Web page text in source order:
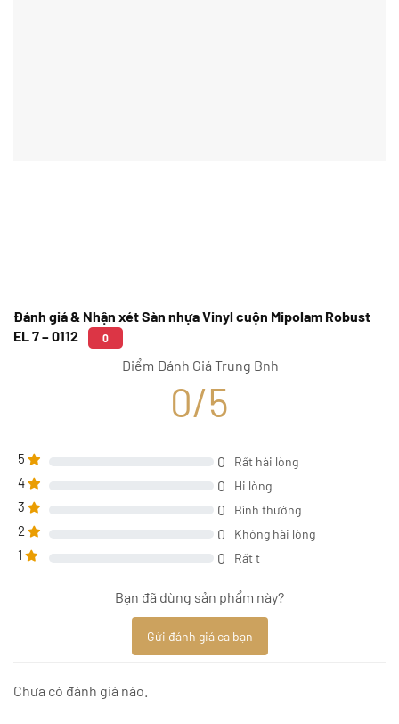
Đánh giá & Nhận xét Sàn nhựa Vinyl cuộn Mipolam Robust
EL 7 – 0112
0
Điểm Đánh Giá Trung Bnh
0/5
5 0 Rất hài lòng
4 0 Hi lòng
3 0 Bình thường
2 0 Không hài lòng
1 0 Rất t
Bạn đã dùng sản phẩm này?
Gửi đánh giá ca bạn
Chưa có đánh giá nào.